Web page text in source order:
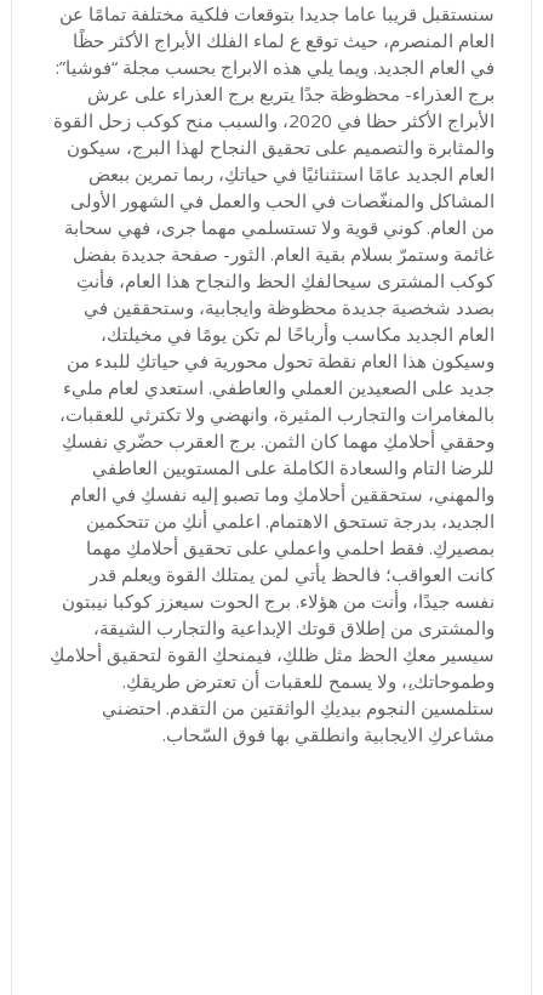
سنستقبل قريبا عاما جديدا بتوقعات فلكية مختلفة تمامًا عن
العام المنصرم، حيث توقع ع لماء الفلك الأبراج الأكثر حظًا
في العام الجديد. ويما يلي هذه الابراج بحسب مجلة “فوشيا”:
برج العذراء- محظوظة جدًا يتربع برج العذراء على عرش
الأبراج الأكثر حظا في 2020، والسبب منح كوكب زحل القوة
والمثابرة والتصميم على تحقيق النجاح لهذا البرج، سيكون
العام الجديد عامًا استثنائيًا في حياتكِ، ربما تمرين ببعض
المشاكل والمنغّصات في الحب والعمل في الشهور الأولى
من العام. كوني قوية ولا تستسلمي مهما جرى، فهي سحابة
غائمة وستمرّ بسلام بقية العام. الثور- صفحة جديدة بفضل
كوكب المشترى سيحالفكِ الحظ والنجاح هذا العام، فأنتِ
بصدد شخصية جديدة محظوظة وايجابية، وستحققين في
العام الجديد مكاسب وأرباحًا لم تكن يومًا في مخيلتك،
وسيكون هذا العام نقطة تحول محورية في حياتكِ للبدء من
جديد على الصعيدين العملي والعاطفي. استعدي لعام مليء
بالمغامرات والتجارب المثيرة، وانهضي ولا تكترثي للعقبات،
وحققي أحلامكِ مهما كان الثمن. برج العقرب حضّري نفسكِ
للرضا التام والسعادة الكاملة على المستويين العاطفي
والمهني، ستحققين أحلامكِ وما تصبو إليه نفسكِ في العام
الجديد، بدرجة تستحق الاهتمام. اعلمي أنكِ من تتحكمين
بمصيركِ. فقط احلمي واعملي على تحقيق أحلامكِ مهما
كانت العواقب؛ فالحظ يأتي لمن يمتلك القوة ويعلم قدر
نفسه جيدًا، وأنت من هؤلاء. برج الحوت سيعزز كوكبا نيبتون
والمشترى من إطلاق قوتك الإبداعية والتجارب الشيقة،
سيسير معكِ الحظ مثل ظلكِ، فيمنحكِ القوة لتحقيق أحلامكِ
وطموحاتك،ِ، ولا يسمح للعقبات أن تعترض طريقكِ.
ستلمسين النجوم بيديكِ الواثقتين من التقدم. احتضني
مشاعركِ الايجابية وانطلقي بها فوق السّحاب.